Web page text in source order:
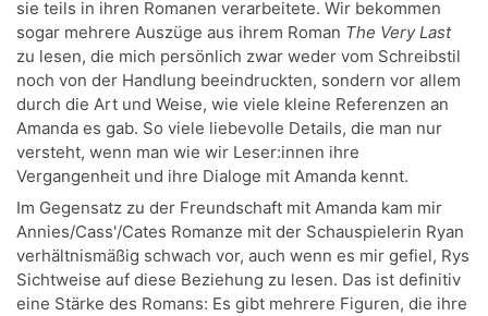
sie teils in ihren Romanen verarbeitete. Wir bekommen
sogar mehrere Auszüge aus ihrem Roman The Very Last
zu lesen, die mich persönlich zwar weder vom Schreibstil
noch von der Handlung beeindruckten, sondern vor allem
durch die Art und Weise, wie viele kleine Referenzen an
Amanda es gab. So viele liebevolle Details, die man nur
versteht, wenn man wie wir Leser:innen ihre
Vergangenheit und ihre Dialoge mit Amanda kennt.
Im Gegensatz zu der Freundschaft mit Amanda kam mir
Annies/Cass'/Cates Romanze mit der Schauspielerin Ryan
verhältnismäßig schwach vor, auch wenn es mir gefiel, Rys
Sichtweise auf diese Beziehung zu lesen. Das ist definitiv
eine Stärke des Romans: Es gibt mehrere Figuren, die ihre